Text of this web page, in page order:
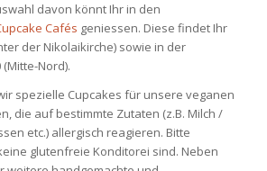
davon könnt Ihr in den
Cafés geniessen. Diese findet Ihr
der Nikolaikirche) sowie in der
Nord).
spezielle Cupcakes für unsere veganen
die auf bestimmte Zutaten (z.B. Milch /
etc.) allergisch reagieren. Bitte
glutenfreie Konditorei sind. Neben